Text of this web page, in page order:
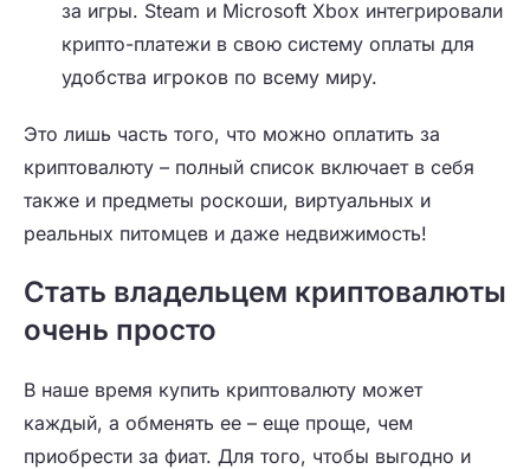
за игры. Steam и Microsoft Xbox интегрировали
крипто-платежи в свою систему оплаты для
удобства игроков по всему миру.
Это лишь часть того, что можно оплатить за
криптовалюту – полный список включает в себя
также и предметы роскоши, виртуальных и
реальных питомцев и даже недвижимость!
Стать владельцем криптовалюты
очень просто
В наше время купить криптовалюту может
каждый, а обменять ее – еще проще, чем
приобрести за фиат. Для того, чтобы выгодно и